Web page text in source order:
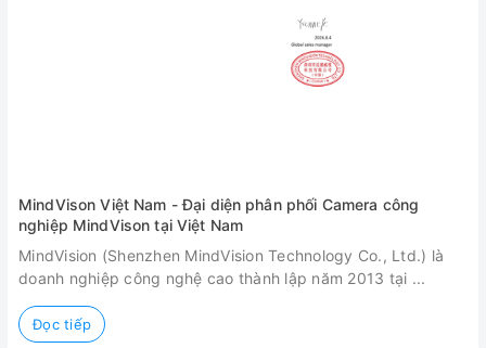
MindVison Việt Nam - Đại diện phân phối Camera công
nghiệp MindVison tại Việt Nam
MindVision (Shenzhen MindVision Technology Co., Ltd.) là
doanh nghiệp công nghệ cao thành lập năm 2013 tại ...
Đọc tiếp